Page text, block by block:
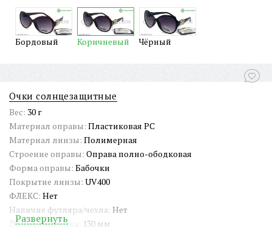
Бордовый Коричневый Чёрный
Очки солнцезащитные
Вес: 30 г
Материал оправы: Пластиковая PC
Материал линзы: Полимерная
Строение оправы: Оправа полно-ободковая
Форма оправы: Бабочки
Покрытие линзы: UV400
ФЛЕКС: Нет
Наличие футляра/чехла: Нет
Длина заушника:
130 мм
Развернуть